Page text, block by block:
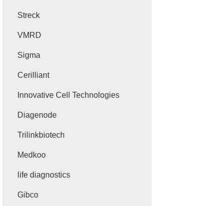
Streck
VMRD
Sigma
Cerilliant
Innovative Cell Technologies
Diagenode
Trilinkbiotech
Medkoo
life diagnostics
Gibco